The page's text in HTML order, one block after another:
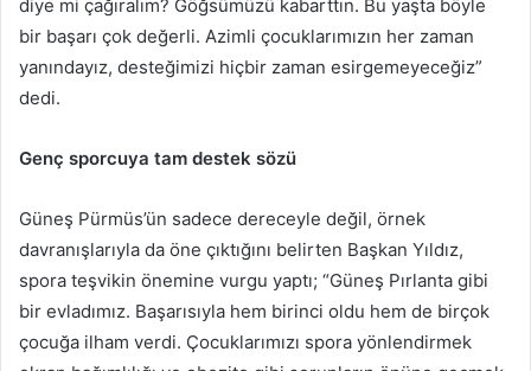
diye mi çağıralım? Göğsümüzü kabarttın. Bu yaşta böyle
bir başarı çok değerli. Azimli çocuklarımızın her zaman
yanındayız, desteğimizi hiçbir zaman esirgemeyeceğiz”
dedi.
Genç sporcuya tam destek sözü
Güneş Pürmüs’ün sadece dereceyle değil, örnek
davranışlarıyla da öne çıktığını belirten Başkan Yıldız,
spora teşvikin önemine vurgu yaptı; “Güneş Pırlanta gibi
bir evladımız. Başarısıyla hem birinci oldu hem de birçok
çocuğa ilham verdi. Çocuklarımızı spora yönlendirmek